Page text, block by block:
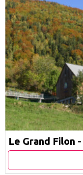
Le Grand Filon